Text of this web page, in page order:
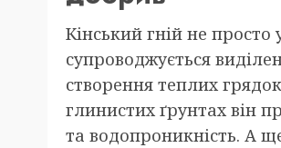
Кінський гній не
супроводжується
створення теплих
глинистих ґрунтах він
та водопроникність. А